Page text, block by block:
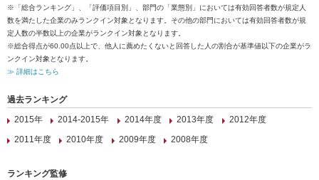
※「総合ランキング」、「評価項目別」、部門の「業態別」においては有効回答者数が規定人
数を満たした企業のみランクイン対象となります。その他の部門においては有効回答者数が規
定人数の半数以上の企業がランクイン対象となります。
※総合得点が60.00点以上で、他人に薦めたくないと回答した人の割合が基準値以下の企業がラ
ンクイン対象となります。
≫ 詳細はこちら
過去ランキング
2015年
2014-2015年 2014年度 2013年度
2012年度
2011年度
2010年度 2009年度 2008年度
ランキング監修